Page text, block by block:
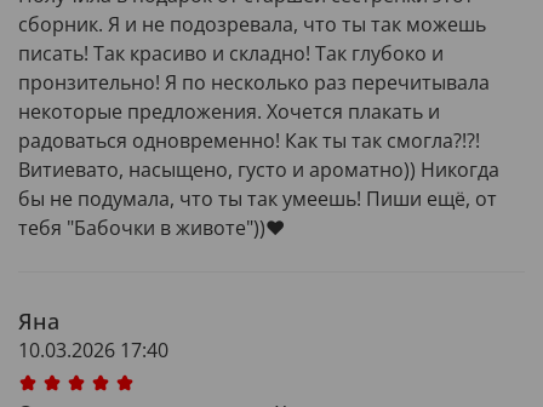
сборник. Я и не подозревала, что ты так можешь
писать! Так красиво и складно! Так глубоко и
пронзительно! Я по несколько раз перечитывала
некоторые предложения. Хочется плакать и
радоваться одновременно! Как ты так смогла?!?!
Витиевато, насыщено, густо и ароматно)) Никогда
бы не подумала, что ты так умеешь! Пиши ещё, от
тебя "Бабочки в животе"))❤️
Яна
10.03.2026 17:40